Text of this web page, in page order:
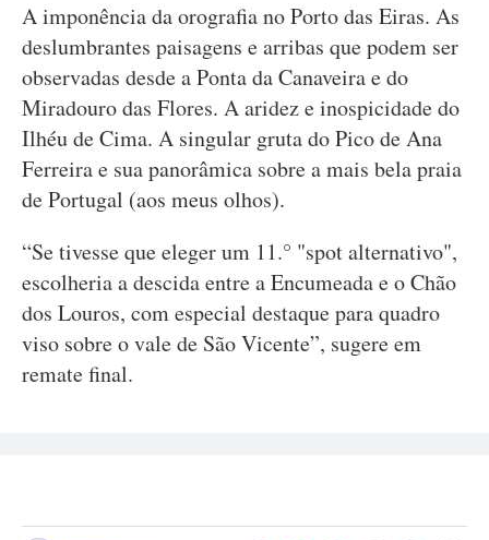
A imponência da orografia no Porto das Eiras. As
deslumbrantes paisagens e arribas que podem ser
observadas desde a Ponta da Canaveira e do
Miradouro das Flores. A aridez e inospicidade do
Ilhéu de Cima. A singular gruta do Pico de Ana
Ferreira e sua panorâmica sobre a mais bela praia
de Portugal (aos meus olhos).
“Se tivesse que eleger um 11.° "spot alternativo",
escolheria a descida entre a Encumeada e o Chão
dos Louros, com especial destaque para quadro
viso sobre o vale de São Vicente”, sugere em
remate final.